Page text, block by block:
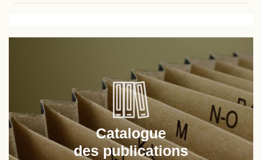
Catalogue
des publications